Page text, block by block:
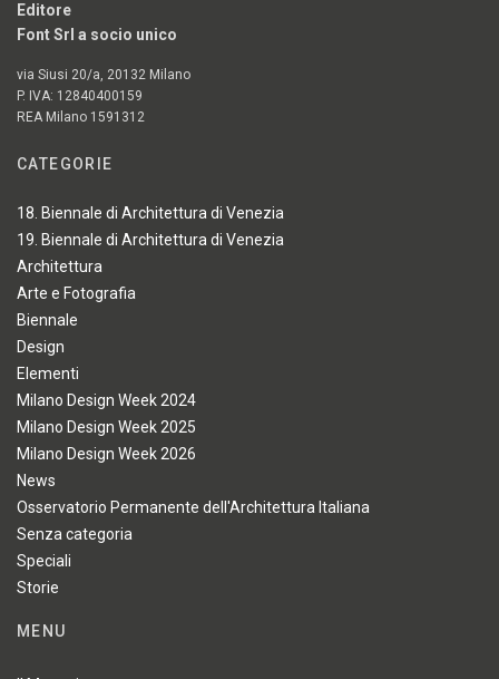
Editore
Font Srl a socio unico
via Siusi 20/a, 20132 Milano
P. IVA: 12840400159
REA Milano 1591312
CATEGORIE
18. Biennale di Architettura di Venezia
19. Biennale di Architettura di Venezia
Architettura
Arte e Fotografia
Biennale
Design
Elementi
Milano Design Week 2024
Milano Design Week 2025
Milano Design Week 2026
News
Osservatorio Permanente dell'Architettura Italiana
Senza categoria
Speciali
Storie
MENU